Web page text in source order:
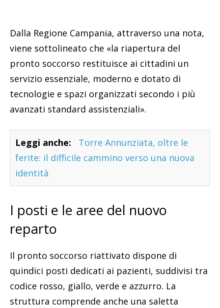
Dalla Regione Campania, attraverso una nota,
viene sottolineato che «la riapertura del
pronto soccorso restituisce ai cittadini un
servizio essenziale, moderno e dotato di
tecnologie e spazi organizzati secondo i più
avanzati standard assistenziali».
Leggi anche:
Torre Annunziata, oltre le
ferite: il difficile cammino verso una nuova
identità
I posti e le aree del nuovo
reparto
Il pronto soccorso riattivato dispone di
quindici posti dedicati ai pazienti, suddivisi tra
codice rosso, giallo, verde e azzurro. La
struttura comprende anche una saletta